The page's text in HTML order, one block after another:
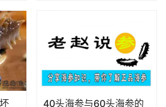
40头海参与60头海参的